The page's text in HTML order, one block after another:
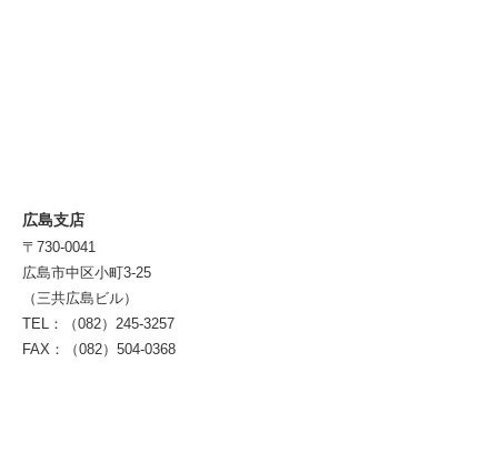
広島支店
〒730-0041
広島市中区小町3-25
（三共広島ビル）
TEL：（082）245-3257
FAX：（082）504-0368